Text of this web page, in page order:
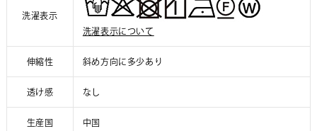
洗濯表示
洗濯表示について
伸縮性 斜め方向に多少あり
透け感 なし
生産国 中国